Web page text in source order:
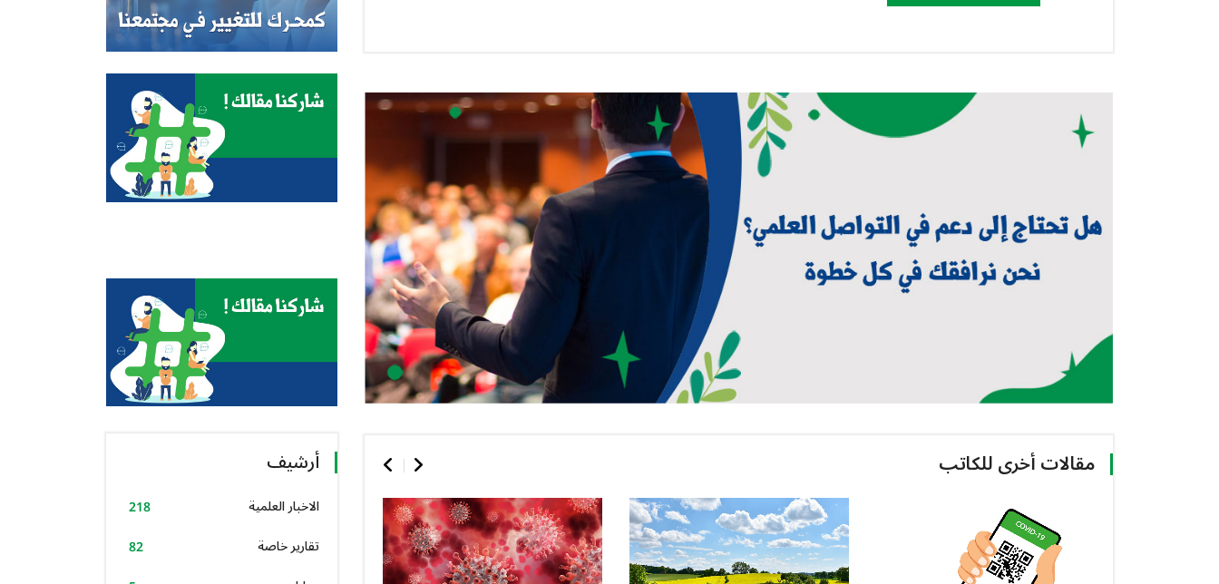
مقالات أخرى للكاتب أرشيف
الاخبار العلمية
218
تقارير خاصة
82